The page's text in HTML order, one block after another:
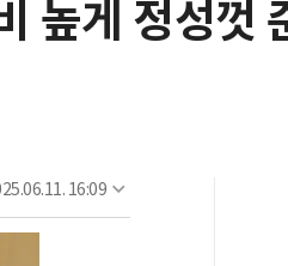
높게 정성껏
16:09